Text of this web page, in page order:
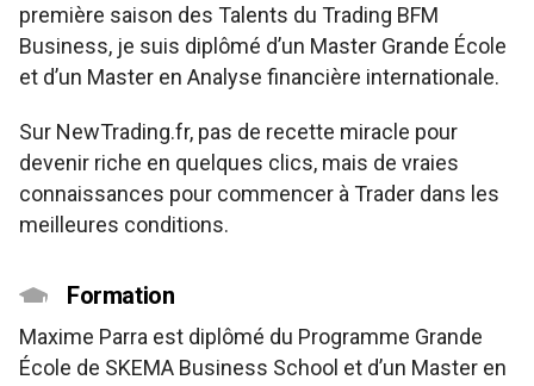
première saison des Talents du Trading BFM
Business, je suis diplômé d’un Master Grande École
et d’un Master en Analyse financière internationale.
Sur NewTrading.fr, pas de recette miracle pour
devenir riche en quelques clics, mais de vraies
connaissances pour commencer à Trader dans les
meilleures conditions.
Formation
Maxime Parra est diplômé du Programme Grande
École de SKEMA Business School et d’un Master en